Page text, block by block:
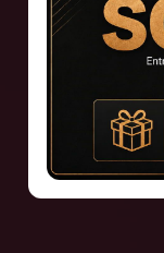
Este taller
sobre los
Contrataciones